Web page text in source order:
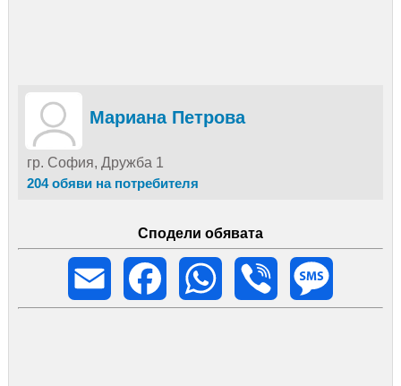
Мариана Петрова
гр. София, Дружба 1
204 обяви на потребителя
Сподели обявата
Email
Facebook WhatsApp Viber